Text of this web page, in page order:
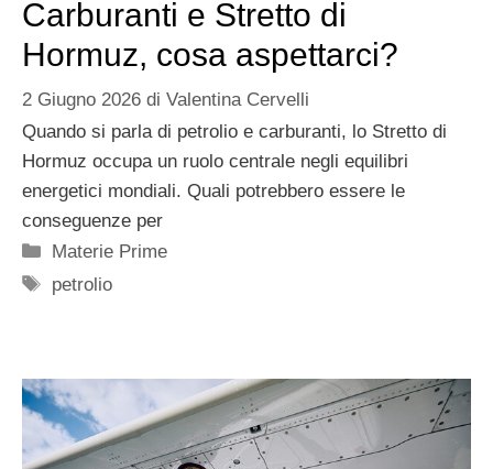
Carburanti e Stretto di
Hormuz, cosa aspettarci?
2 Giugno 2026 di Valentina Cervelli
Quando si parla di petrolio e carburanti, lo Stretto di
Hormuz occupa un ruolo centrale negli equilibri
energetici mondiali. Quali potrebbero essere le
conseguenze per
Categorie
Materie Prime
Tag
petrolio